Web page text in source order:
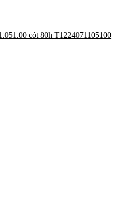
cót 80h T1224071105100